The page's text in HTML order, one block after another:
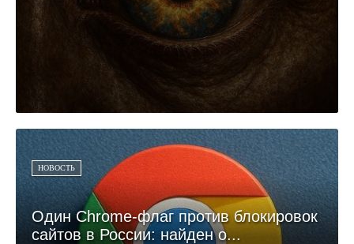
НОВОСТЬ
Один Chrome-флаг против блокировок
сайтов в России: найден о...